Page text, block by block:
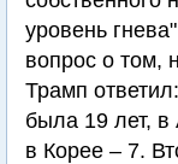
уровень
вопрос о том,
Трамп
была 19 лет, в
в Корее – 7.